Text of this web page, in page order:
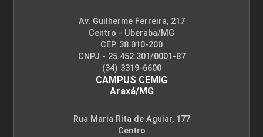
Av. Guilherme Ferreira, 217
Centro - Uberaba/MG
CEP. 38.010-200
CNPJ - 25.452.301/0001-87
(34) 3319-6600
CAMPUS CEMIG
Araxá/MG
Rua Maria Rita de Aguiar, 177
Centro